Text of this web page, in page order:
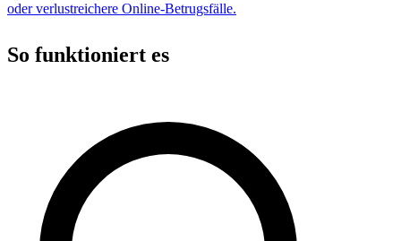
oder verlustreichere Online-Betrugsfälle.
So funktioniert es